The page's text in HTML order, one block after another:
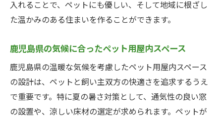
ペットとの生活を豊かにするインテリア事
例
ペットが安心して遊べる鹿児島県のリフォーム
ペット用の滑りにくい床材の選び方
ペットがストレスなく遊べる空間デザイン
入れることで、ペットにも優しい、そして地域に根ざし
た温かみのある住まいを作ることができます。
鹿児島県の気候に合ったペット用屋内スペース
鹿児島県の温暖な気候を考慮したペット用屋内スペース
の設計は、ペットと飼い主双方の快適さを追求するうえ
で重要です。特に夏の暑さ対策として、通気性の良い窓
の設置や、涼しい床材の選定が求められます。ペットが